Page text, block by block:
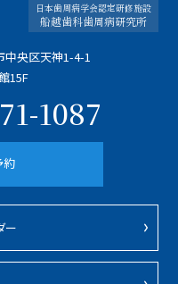
日本歯周病学会認定研修施設
船越歯科歯周病研究所
央区天神1-4-1
15F
1087
約
ー